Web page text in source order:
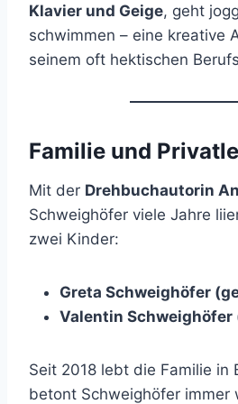
Klavier und Geige, geht
schwimmen – eine kreative
seinem oft hektischen
Familie und
Mit der Drehbuchautorin
Schweighöfer viele Jahre
zwei Kinder:
Greta Schweighöfer
Valentin Schweighöfer
Seit 2018 lebt die Familie in
betont Schweighöfer immer